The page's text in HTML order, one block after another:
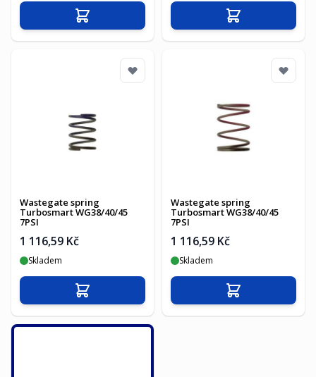
Přidat do košíku Přidat do košíku
Wastegate spring
Turbosmart WG38/40/45
7PSI
1 116,59 Kč
Skladem
Přidat do košíku
Wastegate spring
Turbosmart WG38/40/45
7PSI
1 116,59 Kč
Skladem
Přidat do košíku